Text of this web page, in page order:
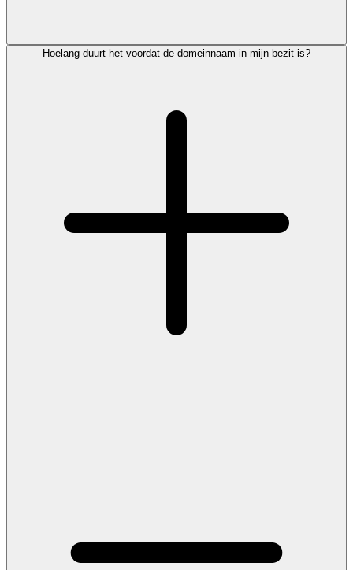
Hoelang duurt het voordat de domeinnaam in mijn bezit is?